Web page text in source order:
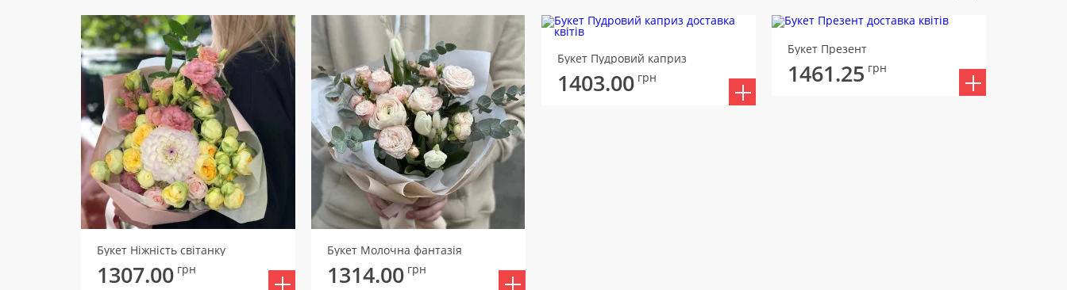
Букет Ніжність світанку
1307.00 грн
Букет Молочна фантазія
1314.00 грн
Букет Пудровий каприз
1403.00 грн
Букет Презент
1461.25 грн